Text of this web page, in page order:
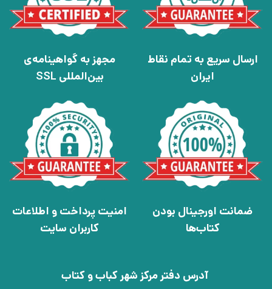
ارسال سریع به تمام نقاط
ایران
مجهز به گواهینامه‌ی
بین‌المللی SSL
ضمانت اورجینال بودن
کتاب‌ها
امنیت پرداخت و اطلاعات
کاربران سایت
آدرس دفتر مرکز شهر کباب و کتاب